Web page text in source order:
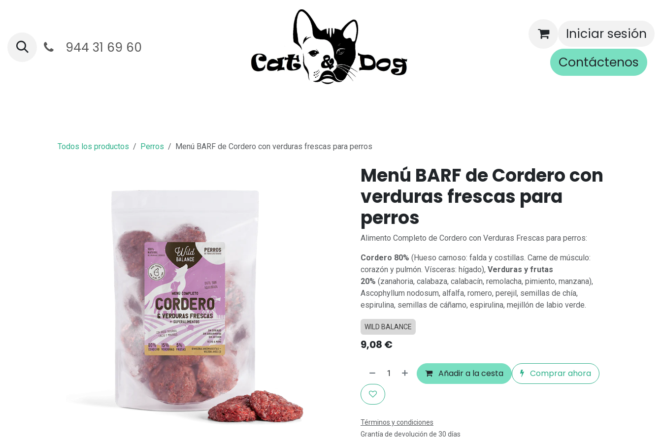
944 31 69 60
Iniciar sesión
Contáctenos
Todos los productos Perros Menú BARF de Cordero con verduras frescas para perros
Menú BARF de Cordero con
verduras frescas para
perros
Alimento Completo de Cordero con Verduras Frescas para perros:
Cordero 80% (Hueso carnoso: falda y costillas. Carne de músculo:
corazón y pulmón. Vísceras: hígado), Verduras y frutas
20% (zanahoria, calabaza, calabacín, remolacha, pimiento, manzana),
Ascophyllum nodosum, alfalfa, romero, perejil, semillas de chía,
espirulina, semillas de cáñamo, espirulina, mejillón de labio verde.
WILD BALANCE
9,08 €
Añadir a la cesta Comprar ahora
Términos y condiciones
Grantía de devolución de 30 días